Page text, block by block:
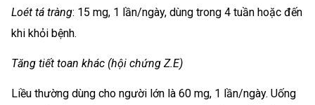
Loét tá tràng: 15 mg, 1 lần/ngày, dùng trong 4 tuần hoặc đến
khi khỏi bệnh.
Tăng tiết toan khác (hội chứng Z.E)
Liều thường dùng cho người lớn là 60 mg, 1 lần/ngày. Uống